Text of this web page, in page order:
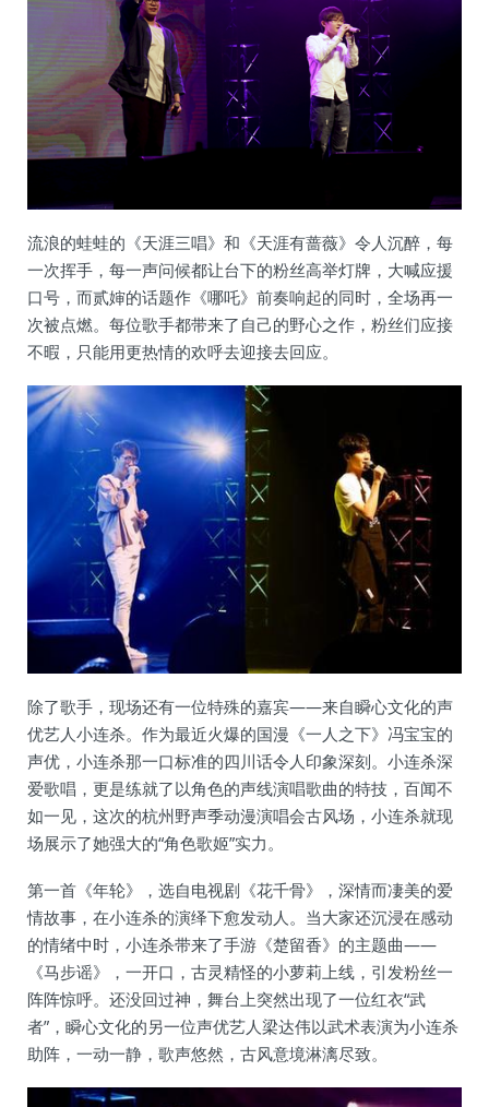
流浪的蛙蛙的《天涯三唱》和《天涯有蔷薇》令人沉醉，每
一次挥手，每一声问候都让台下的粉丝高举灯牌，大喊应援
口号，而贰婶的话题作《哪吒》前奏响起的同时，全场再一
次被点燃。每位歌手都带来了自己的野心之作，粉丝们应接
不暇，只能用更热情的欢呼去迎接去回应。
除了歌手，现场还有一位特殊的嘉宾——来自瞬心文化的声
优艺人小连杀。作为最近火爆的国漫《一人之下》冯宝宝的
声优，小连杀那一口标准的四川话令人印象深刻。小连杀深
爱歌唱，更是练就了以角色的声线演唱歌曲的特技，百闻不
如一见，这次的杭州野声季动漫演唱会古风场，小连杀就现
场展示了她强大的“角色歌姬”实力。
第一首《年轮》，选自电视剧《花千骨》，深情而凄美的爱
情故事，在小连杀的演绎下愈发动人。当大家还沉浸在感动
的情绪中时，小连杀带来了手游《楚留香》的主题曲——
《马步谣》，一开口，古灵精怪的小萝莉上线，引发粉丝一
阵阵惊呼。还没回过神，舞台上突然出现了一位红衣“武
者”，瞬心文化的另一位声优艺人梁达伟以武术表演为小连杀
助阵，一动一静，歌声悠然，古风意境淋漓尽致。